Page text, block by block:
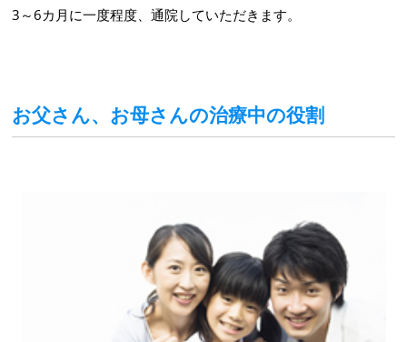
3～6カ月に一度程度、通院していただきます。
お父さん、お母さんの治療中の役割